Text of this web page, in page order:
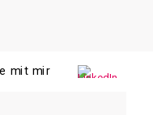
mit mir